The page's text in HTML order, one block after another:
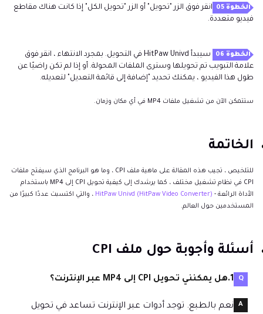
الخطوة 05
انقر فوق الزر "تحويل" أو الزر "تحويل الكل" إذا كانت هناك مقاطع
فيديو متعددة.
الخطوة 06
سيبدأ HitPaw Univd في التحويل. بمجرد الانتهاء ، انقر فوق
علامة التبويب تم تحويلها وسترى الملفات المحولة. أو إذا لم تكن راضيًا عن
طول هذا الفيديو ، يمكنك تحديد "إضافة إلى قائمة التعديل" لتعديله.
ستتمكن الآن من تشغيل ملفات MP4 في أي مكان وزمان.
الخاتمة
للتلخيص ، تجيب هذه المقالة على ماهية ملف CPI ، وما هو البرنامج الذي سيفتح ملفات
CPI في نظام تشغيل مختلف ، كما يرشدك إلى كيفية تحويل CPI إلى MP4 باستخدام
الأداة الرائعة - HitPaw Univd (HitPaw Video Converter) ، والتي اكتسبت عددًا كبيرًا من
المستخدمين حول العالم.
أسئلة وأجوبة حول ملف CPI
1.هل يمكنني تحويل CPI إلى MP4 عبر الإنترنت؟
نعم بالطبع. توجد أدوات عبر الإنترنت تساعد في تحويل